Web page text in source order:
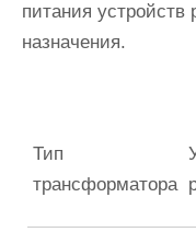
питания устройств
назначения.
Тип
трансформатора